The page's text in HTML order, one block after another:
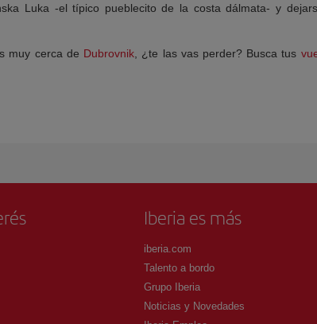
Luka -el típico pueblecito de la costa dálmata- y
muy cerca de Dubrovnik , ¿te las vas perder? Busca tus
Iberia es más
iberia.com
Talento a bordo
Grupo Iberia
Noticias y Novedades